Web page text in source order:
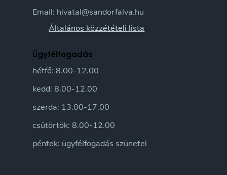
Email: hivatal@sandorfalva.hu
Általános közzétételi lista
Ügyfélfogadás
hétfő: 8.00-12.00
kedd: 8.00-12.00
szerda: 13.00-17.00
csütörtök: 8.00-12.00
péntek: ügyfélfogadás szünetel